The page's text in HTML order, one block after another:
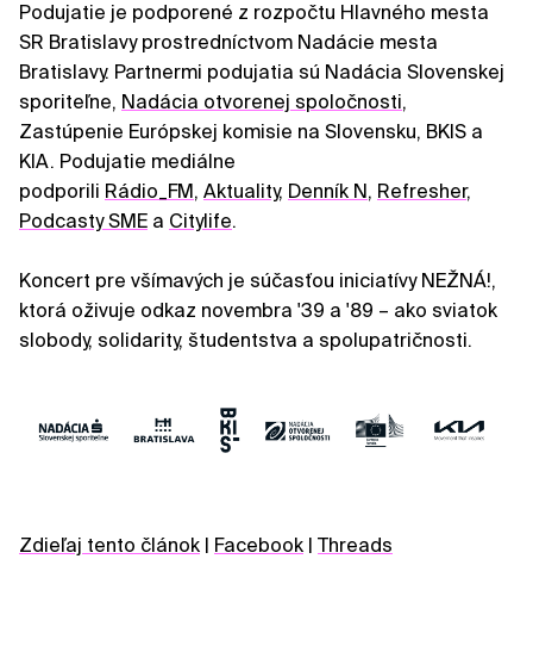
Podujatie je podporené z rozpočtu Hlavného mesta
SR Bratislavy prostredníctvom Nadácie mesta
Bratislavy. Partnermi podujatia sú Nadácia Slovenskej
sporiteľne, Nadácia otvorenej spoločnosti,
Zastúpenie Európskej komisie na Slovensku, BKIS a
KIA. Podujatie mediálne
podporili Rádio_FM , Aktuality, Denník N , Refresher,
Podcasty SME a Citylife.
Koncert pre všímavých je súčasťou iniciatívy NEŽNÁ!,
ktorá oživuje odkaz novembra '39 a '89 – ako sviatok
slobody, solidarity, študentstva a spolupatričnosti.
Zdieľaj tento článok | Facebook | Threads